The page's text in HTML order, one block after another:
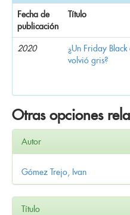
Fecha de
publicación
Título
2020
¿Un Friday Black
volvió gris?
Otras opciones
Autor
Gómez Trejo, Ivan
Título